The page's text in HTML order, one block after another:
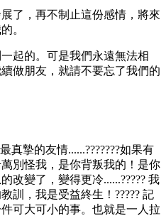
了，再不制止這份感情，將來
。
起的。可是我們永遠無法相
做朋友，就請不要忘了我們的
真摯的友情......???????如果有
別怪我，是你背叛我的！是你
改變了，變得更冷......????? 我
訓，我是受益終生！????? 記
可大可小的事。也就是一人拉